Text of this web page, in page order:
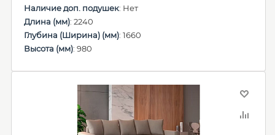
Наличие доп. подушек: Нет
Длина (мм): 2240
Глубина (Ширина) (мм): 1660
Высота (мм): 980